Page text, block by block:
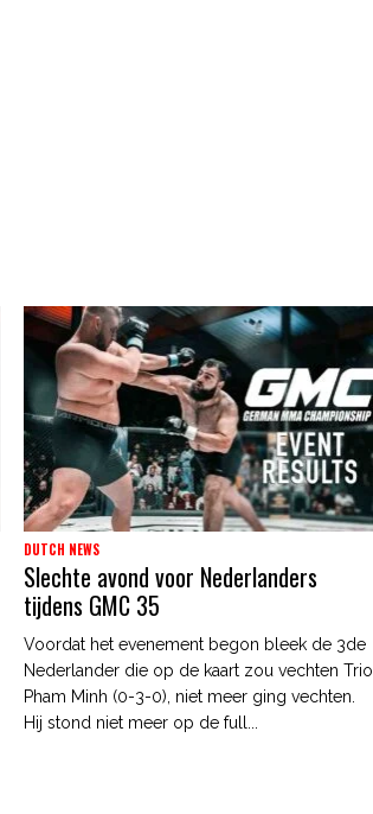
DUTCH NEWS
Slechte avond voor Nederlanders
tijdens GMC 35
Voordat het evenement begon bleek de 3de
Nederlander die op de kaart zou vechten Trio
Pham Minh (0-3-0), niet meer ging vechten.
Hij stond niet meer op de full...